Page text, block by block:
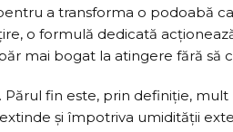
a transforma o podoabă
o formulă dedicată
mai bogat la atingere fără să
fin este, prin definiție,
și împotriva umidității